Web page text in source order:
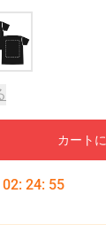
カート
02: 24: 54